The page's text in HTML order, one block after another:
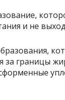
и не
за границы